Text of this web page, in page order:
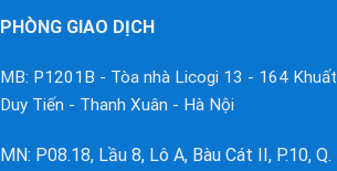
PHÒNG GIAO DỊCH
MB: P1201B - Tòa nhà Licogi 13 - 164 Khuất
Duy Tiến - Thanh Xuân - Hà Nội
MN: P08.18, Lầu 8, Lô A, Bàu Cát II, P.10, Q.